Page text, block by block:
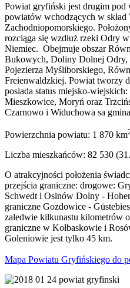
Powiat gryfiński jest drugim pod
powiatów wchodzących w skład
Zachodniopomorskiego.
rozciąga się wzdłuż rzeki Odry
Niemiec. Obejmuje obszar
Bukowych, Doliny Dolnej Odry,
Pojezierza Myśliborskiego,
Freienwaldzkiej. Powiat tworzy
posiada status miejsko-
Mieszkowice, Moryń oraz
Czarnowo i Widuchowa sa
Powierzchnia powiatu: 1 870 km
Liczba mieszkańców: 82 530
O atrakcyjności położenia
przejścia graniczne: drogowe:
Schwedt i Osinów Dolny -
graniczne Gozdowice -
zaledwie kilkunastu kilometrów
graniczne w Kołbaskowie i
Goleniowie jest tylko 45 km.
Mapa Powiatu Gryfińskiego do